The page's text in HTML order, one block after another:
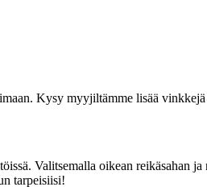
Kysy myyjiltämme lisää
Valitsemalla oikean reikäsahan
tarpeisiisi!